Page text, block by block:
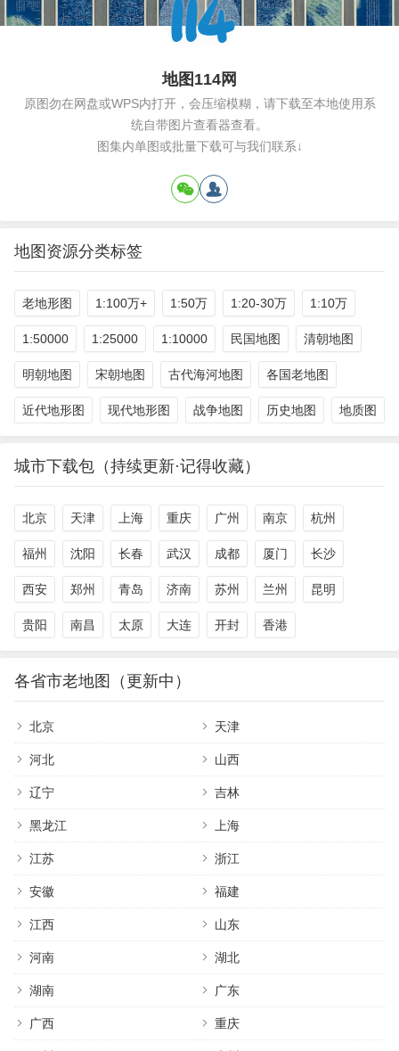
地图114网
原图勿在网盘或WPS内打开，会压缩模糊，请下载至本地使用系
统自带图片查看器查看。
图集内单图或批量下载可与我们联系↓
地图资源分类标签
老地形图 1:100万+ 1:50万 1:20-30万 1:10万
1:50000 1:25000 1:10000 民国地图 清朝地图
明朝地图 宋朝地图 古代海河地图 各国老地图
近代地形图 现代地形图 战争地图 历史地图 地质图
城市下载包（持续更新·记得收藏）
北京 天津 上海 重庆 广州 南京 杭州
福州 沈阳 长春 武汉 成都 厦门 长沙
西安 郑州 青岛 济南 苏州 兰州 昆明
贵阳 南昌 太原 大连 开封 香港
各省市老地图（更新中）
北京 天津
河北 山西
辽宁 吉林
黑龙江 上海
江苏 浙江
安徽 福建
江西 山东
河南 湖北
湖南 广东
广西 重庆